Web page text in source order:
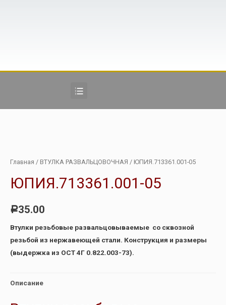
Главная / ВТУЛКА РАЗВАЛЬЦОВОЧНАЯ / ЮПИЯ.713361.001-05
ЮПИЯ.713361.001-05
Р35.00
Втулки резьбовые развальцовываемые со сквозной
резьбой из нержавеющей стали. Конструкция и размеры
(выдержка из ОСТ 4Г 0.822.003-73).
Описание